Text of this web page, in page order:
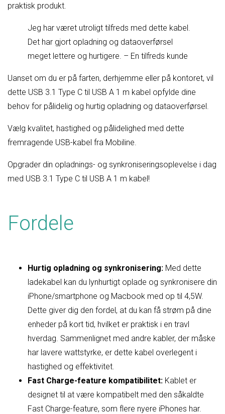
praktisk produkt.
Jeg har været utroligt tilfreds med dette kabel.
Det har gjort opladning og dataoverførsel
meget lettere og hurtigere. – En tilfreds kunde
Uanset om du er på farten, derhjemme eller på kontoret, vil
dette USB 3.1 Type C til USB A 1 m kabel opfylde dine
behov for pålidelig og hurtig opladning og dataoverførsel.
Vælg kvalitet, hastighed og pålidelighed med dette
fremragende USB-kabel fra Mobiline.
Opgrader din opladnings- og synkroniseringsoplevelse i dag
med USB 3.1 Type C til USB A 1 m kabel!
Fordele
Hurtig opladning og synkronisering: Med dette
ladekabel kan du lynhurtigt oplade og synkronisere din
iPhone/smartphone og Macbook med op til 4,5W.
Dette giver dig den fordel, at du kan få strøm på dine
enheder på kort tid, hvilket er praktisk i en travl
hverdag. Sammenlignet med andre kabler, der måske
har lavere wattstyrke, er dette kabel overlegent i
hastighed og effektivitet.
Fast Charge-feature kompatibilitet: Kablet er
designet til at være kompatibelt med den såkaldte
Fast Charge-feature, som flere nyere iPhones har.